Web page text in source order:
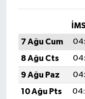
7 Ağu Cum
8 Ağu Cts
9 Ağu Paz
10 Ağu Pts